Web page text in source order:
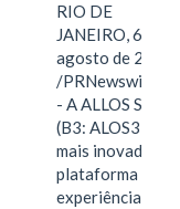
RIO DE
JANEIRO, 6 de
agosto de 2026
/PRNewswire/ -
- A ALLOS S.A.
(B3: ALOS3), a
mais inovadora
plataforma de
experiências,